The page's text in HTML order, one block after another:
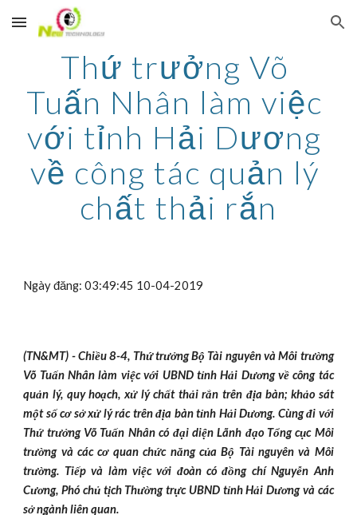
Skip to main content Skip to navigation
Thứ trưởng Võ
Tuấn Nhân làm việc
với tỉnh Hải Dương
về công tác quản lý
chất thải rắn
Ngày đăng: 03:49:45 10-04-2019
(TN&MT) - Chiều 8-4, Thứ trưởng Bộ Tài nguyên và Môi trường
Võ Tuấn Nhân làm việc với UBND tỉnh Hải Dương về công tác
quản lý, quy hoạch, xử lý chất thải rắn trên địa bàn; khảo sát
một số cơ sở xử lý rác trên địa bàn tỉnh Hải Dương. Cùng đi với
Thứ trưởng Võ Tuấn Nhân có đại diện Lãnh đạo Tổng cục Môi
trường và các cơ quan chức năng của Bộ Tài nguyên và Môi
trường. Tiếp và làm việc với đoàn có đồng chí Nguyễn Anh
Cương, Phó chủ tịch Thường trực UBND tỉnh Hải Dương và các
sở ngành liên quan.